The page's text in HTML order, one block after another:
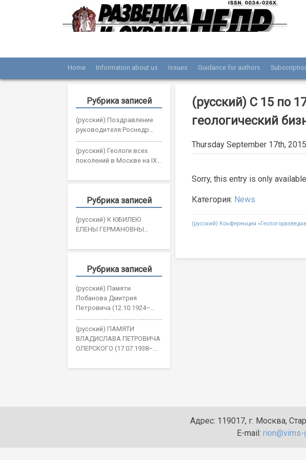
Журнал «Разведка и охрана недр»
Мы рады вас приветствовать на сайте журнала «Разведка и
Home Information about us Issues Guidance for authors
(русский) С 15 по
геологический
Thursday September 17th, 2015
Sorry, this entry is only
Категория: News
Post
(русский) Конференция
Рубрика записей
(русский) Поздравление
руководителя Роснедр
Олега Казанова с Днем
геолога
(русский) Геологи всех
поколений в Москве на IX
геологов
Рубрика записей
(русский) К ЮБИЛЕЮ
ЕЛЕНЫ ГЕРМАНОВНЫ
Рубрика записей
(русский) Памяти
Лобанова Дмитрия
Петровича (12.10.1924–
30.05.2026)
(русский) ПАМЯТИ
ВЛАДИСЛАВА ПЕТРОВИЧА
ОЛЕРСКОГО (17.07.1938–
Адрес: 119017, г. Москва,
E-mail: rion@vims-